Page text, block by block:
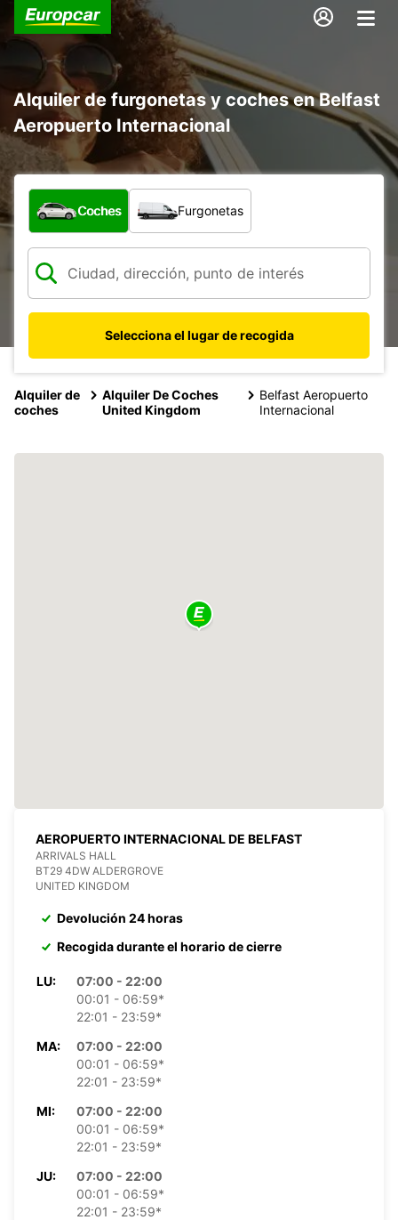
Alquiler de furgonetas y coches en Belfast
Aeropuerto Internacional
¿Qué tipo de vehículo?
Coches Furgonetas
Selecciona el lugar de recogida
Alquiler de
coches
Alquiler De Coches
United Kingdom
Belfast Aeropuerto
Internacional
AEROPUERTO INTERNACIONAL DE BELFAST
ARRIVALS HALL
BT29 4DW ALDERGROVE
UNITED KINGDOM
Devolución 24 horas
Recogida durante el horario de cierre
LU:
07:00 - 22:00
00:01 - 06:59*
22:01 - 23:59*
MA:
07:00 - 22:00
00:01 - 06:59*
22:01 - 23:59*
MI:
07:00 - 22:00
00:01 - 06:59*
22:01 - 23:59*
JU:
07:00 - 22:00
00:01 - 06:59*
22:01 - 23:59*